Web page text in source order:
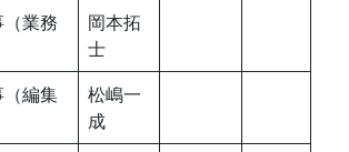
業務
岡本拓
士
編集
松嶋一
成